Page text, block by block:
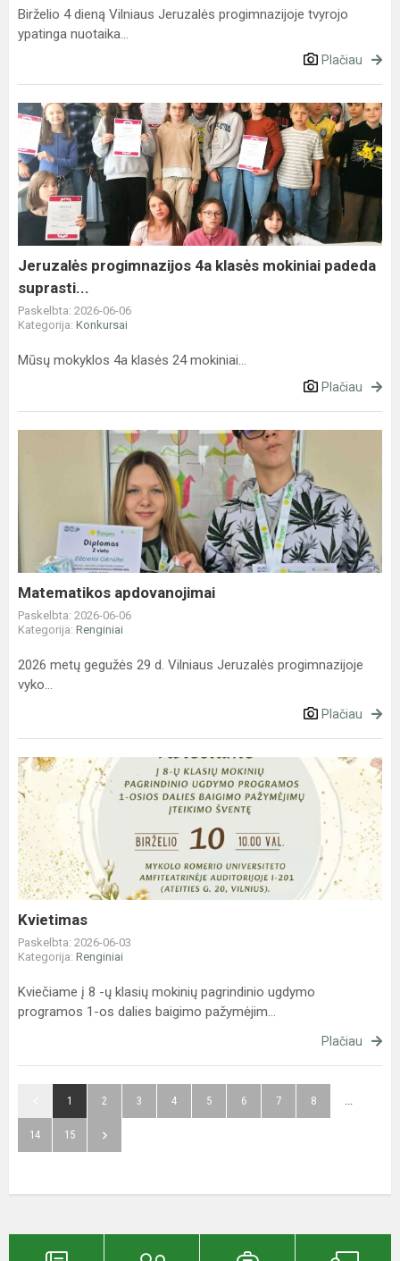
Birželio 4 dieną Vilniaus Jeruzalės progimnazijoje tvyrojo
ypatinga nuotaika...
Plačiau
Jeruzalės
progimnazijos
4a
klasės
mokiniai
padeda
suprasti...
Jeruzalės progimnazijos 4a klasės mokiniai padeda
suprasti...
Paskelbta: 2026-06-06
Kategorija: Konkursai
Mūsų mokyklos 4a klasės 24 mokiniai...
Plačiau
Matematikos apdovanojimai
Paskelbta: 2026-06-06
Kategorija: Renginiai
2026 metų gegužės 29 d. Vilniaus Jeruzalės progimnazijoje
vyko...
Plačiau
Kvietimas
Kvietimas
Paskelbta: 2026-06-03
Kategorija: Renginiai
Kviečiame į 8 -ų klasių mokinių pagrindinio ugdymo
programos 1-os dalies baigimo pažymėjim...
Plačiau
1 2 3 4 5 6 7 8 ...
14 15